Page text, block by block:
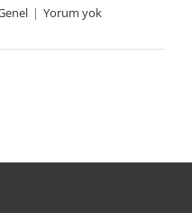
| Yorum yok